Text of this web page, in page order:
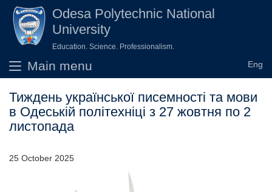
Skip to main contentOdesа Polytechnic National
University
Education. Science. Professionalism.
Main menu
Тиждень української писемності та мови
в Одеській політехніці з 27 жовтня по 2
листопада
25 October 2025